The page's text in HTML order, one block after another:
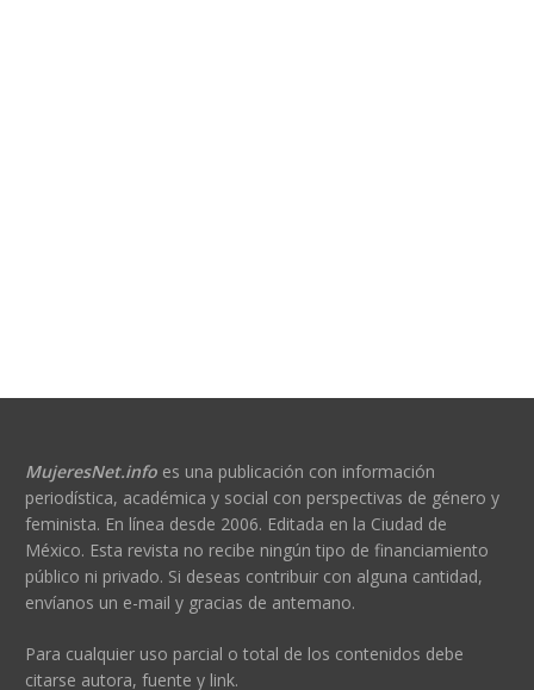
MujeresNet.infoes una publicación con información
periodística, académica y social con perspectivas de género y
feminista. En línea desde 2006. Editada en la Ciudad de
México. Esta revista no recibe ningún tipo de financiamiento
público ni privado. Si deseas contribuir con alguna cantidad,
envíanos un e-mail y gracias de antemano.
Para cualquier uso parcial o total de los contenidos debe
citarse autora, fuente y link.